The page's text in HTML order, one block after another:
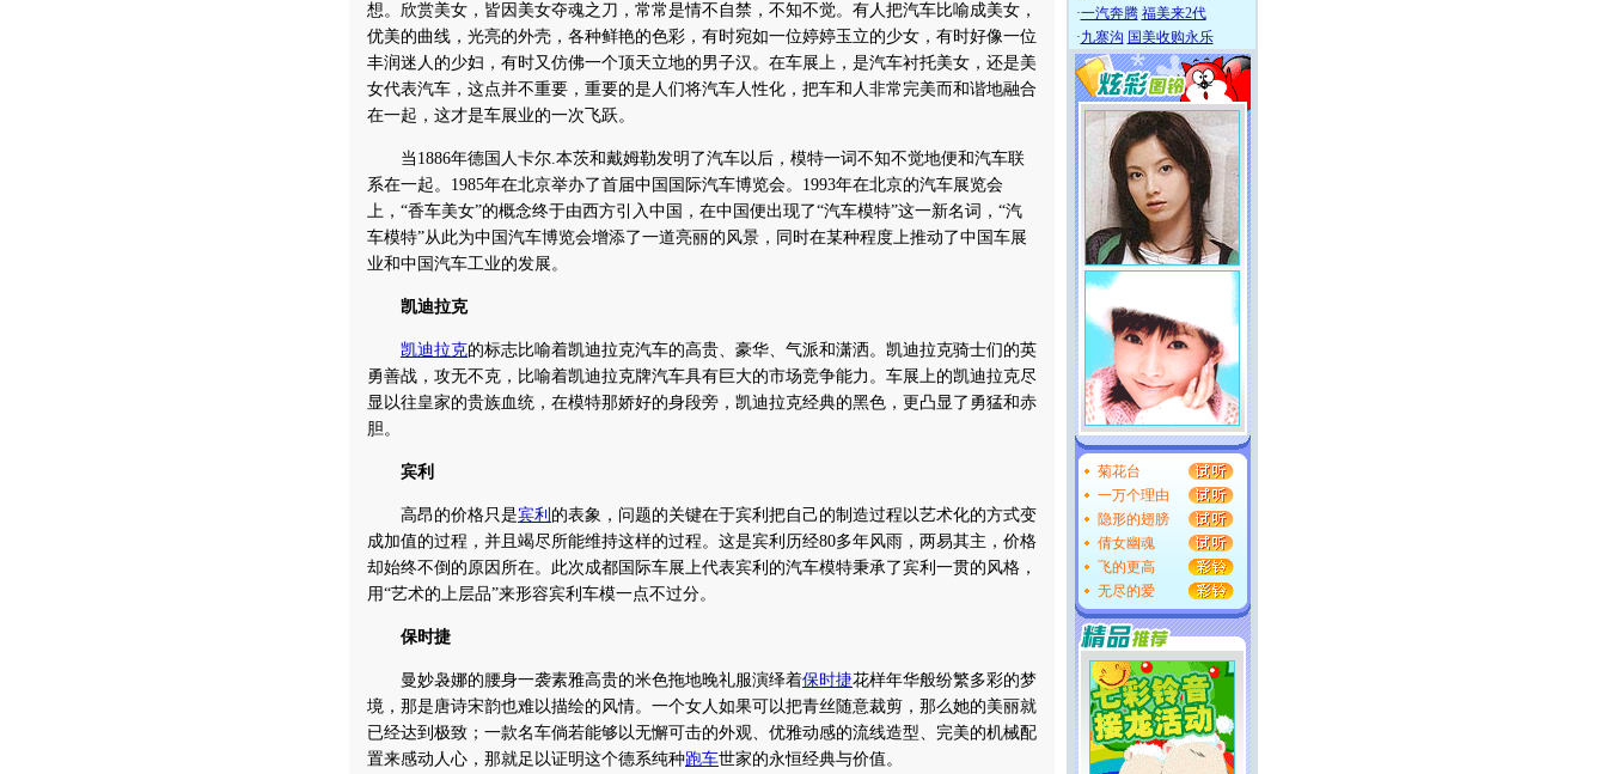
想。欣赏美女，皆因美女夺魂之刀，常常是情不自禁，不知不觉。有人把汽车比喻成美女，
优美的曲线，光亮的外壳，各种鲜艳的色彩，有时宛如一位婷婷玉立的少女，有时好像一位
丰润迷人的少妇，有时又仿佛一个顶天立地的男子汉。在车展上，是汽车衬托美女，还是美
女代表汽车，这点并不重要，重要的是人们将汽车人性化，把车和人非常完美而和谐地融合
在一起，这才是车展业的一次飞跃。
当1886年德国人卡尔.本茨和戴姆勒发明了汽车以后，模特一词不知不觉地便和汽车联
系在一起。1985年在北京举办了首届中国国际汽车博览会。1993年在北京的汽车展览会
上，“香车美女”的概念终于由西方引入中国，在中国便出现了“汽车模特”这一新名词，“汽
车模特”从此为中国汽车博览会增添了一道亮丽的风景，同时在某种程度上推动了中国车展
业和中国汽车工业的发展。
凯迪拉克
凯迪拉克的标志比喻着凯迪拉克汽车的高贵、豪华、气派和潇洒。凯迪拉克骑士们的英
勇善战，攻无不克，比喻着凯迪拉克牌汽车具有巨大的市场竞争能力。车展上的凯迪拉克尽
显以往皇家的贵族血统，在模特那娇好的身段旁，凯迪拉克经典的黑色，更凸显了勇猛和赤
胆。
宾利
高昂的价格只是宾利 的表象，问题的关键在于宾利把自己的制造过程以艺术化的方式变
成加值的过程，并且竭尽所能维持这样的过程。这是宾利历经80多年风雨，两易其主，价格
却始终不倒的原因所在。此次成都国际车展上代表宾利的汽车模特秉承了宾利一贯的风格，
用“艺术的上层品”来形容宾利车模一点不过分。
保时捷
曼妙袅娜的腰身一袭素雅高贵的米色拖地晚礼服演绎着保时捷花样年华般纷繁多彩的梦
境，那是唐诗宋韵也难以描绘的风情。一个女人如果可以把青丝随意裁剪，那么她的美丽就
已经达到极致；一款名车倘若能够以无懈可击的外观、优雅动感的流线造型、完美的机械配
置来感动人心，那就足以证明这个德系纯种跑车世家的永恒经典与价值。
·一汽奔腾 福美来2代
·九寨沟 国美收购永乐
菊花台
一万个理由
隐形的翅膀
倩女幽魂
飞的更高
无尽的爱